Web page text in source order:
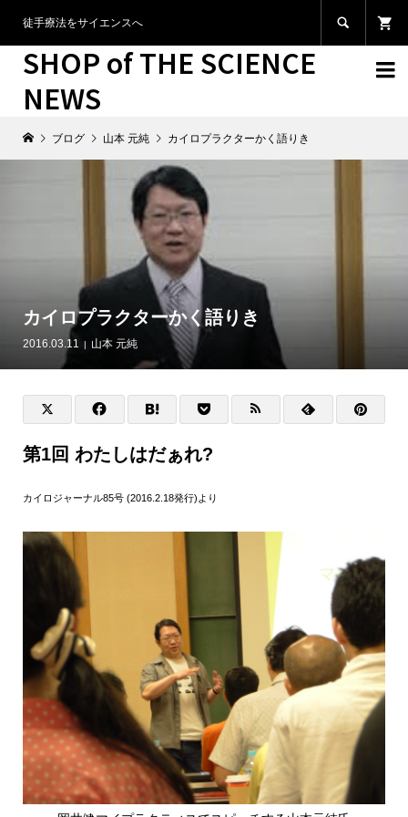
徒手療法をサイエンスへ 
SHOP of THE SCIENCE
NEWS

ブログ 山本 元純 カイロプラクターかく語りき
カイロプラクターかく語りき
2016.03.11 山本 元純
第1回 わたしはだぁれ?
カイロジャーナル85号 (2016.2.18発行)より